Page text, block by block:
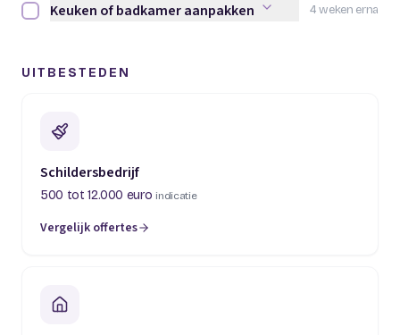
4 weken erna
Keuken of badkamer aanpakken afvinken
Keuken of badkamer aanpakken
UITBESTEDEN
Schildersbedrijf
500 tot 12.000 euro indicatie
Vergelijk offertes
(opent in een nieuw tabblad)